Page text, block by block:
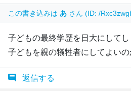
この書き込みは あ さん (ID: /
子どもの最終学歴を日大にしてし
子どもを親の犠牲者にしてよいの
返信する